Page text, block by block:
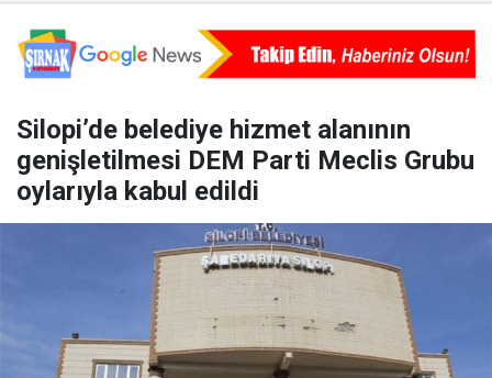
Silopi’de belediye hizmet alanının
genişletilmesi DEM Parti Meclis Grubu
oylarıyla kabul edildi